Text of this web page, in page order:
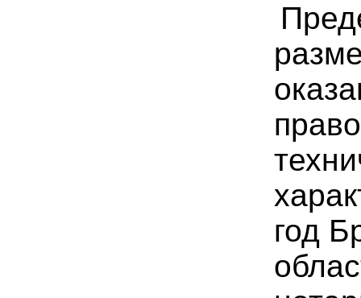
год